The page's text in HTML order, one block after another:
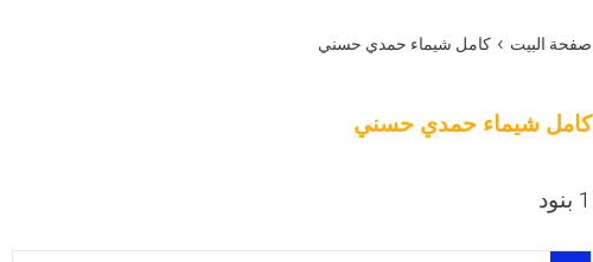
صفحة البيت › كامل شيماء حمدي حسني
كامل شيماء حمدي حسني
1 بنود